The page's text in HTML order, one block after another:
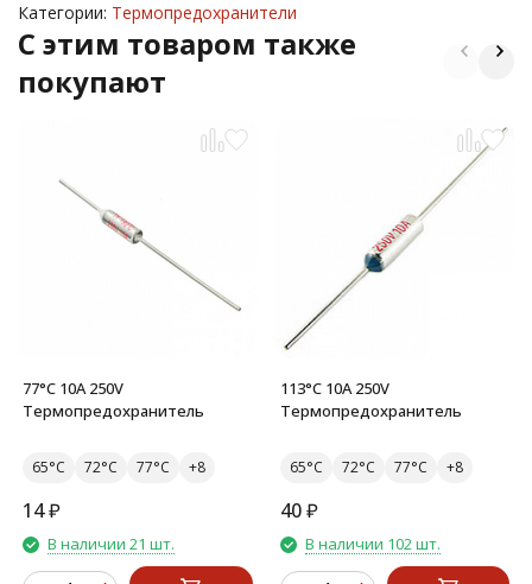
Категории: Термопредохранители
C этим товаром также
покупают
77°C 10A 250V
Термопредохранитель
65°C 72°C 77°C
14₽
В наличии 21 шт.
113°C 10A 250V
Термопредохранитель
65°C 72°C 77°C
40 ₽
В наличии 102 шт.